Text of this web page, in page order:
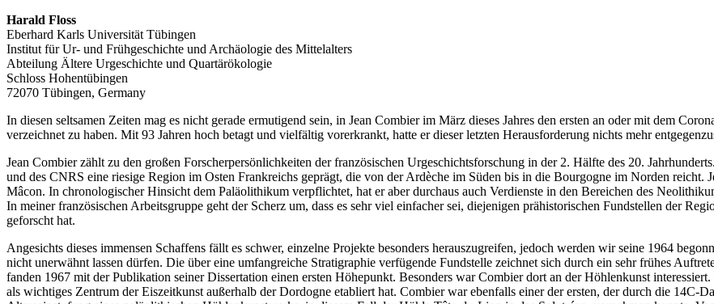
Harald Floss
Eberhard Karls Universität Tübingen
Institut für Ur- und Frühgeschichte und Archäologie des Mittelalters
Abteilung Ältere Urgeschichte und Quartärökologie
Schloss Hohentübingen
72070 Tübingen, Germany
In diesen seltsamen Zeiten mag es nicht gerade ermutigend sein, in Jean Combier im März dieses Jahres den ersten an oder mit dem
verzeichnet zu haben. Mit 93 Jahren hoch betagt und vielfältig vorerkrankt, hatte er dieser letzten Herausforderung nichts mehr
Jean Combier zählt zu den großen Forscherpersönlichkeiten der französischen Urgeschichtsforschung in der 2. Hälfte des 20.
und des CNRS eine riesige Region im Osten Frankreichs geprägt, die von der Ardèche im Süden bis in die Bourgogne im Norden reicht.
Mâcon. In chronologischer Hinsicht dem Paläolithikum verpflichtet, hat er aber durchaus auch Verdienste in den Bereichen des
In meiner französischen Arbeitsgruppe geht der Scherz um, dass es sehr viel einfacher sei, diejenigen prähistorischen Fundstellen der
geforscht hat.
Angesichts dieses immensen Schaffens fällt es schwer, einzelne Projekte besonders herauszugreifen, jedoch werden wir seine 1964
nicht unerwähnt lassen dürfen. Die über eine umfangreiche Stratigraphie verfügende Fundstelle zeichnet sich durch ein sehr frühes
fanden 1967 mit der Publikation seiner Dissertation einen ersten Höhepunkt. Besonders war Combier dort an der Höhlenkunst
als wichtiges Zentrum der Eiszeitkunst außerhalb der Dordogne etabliert hat. Combier war ebenfalls einer der ersten, der durch die 14C-